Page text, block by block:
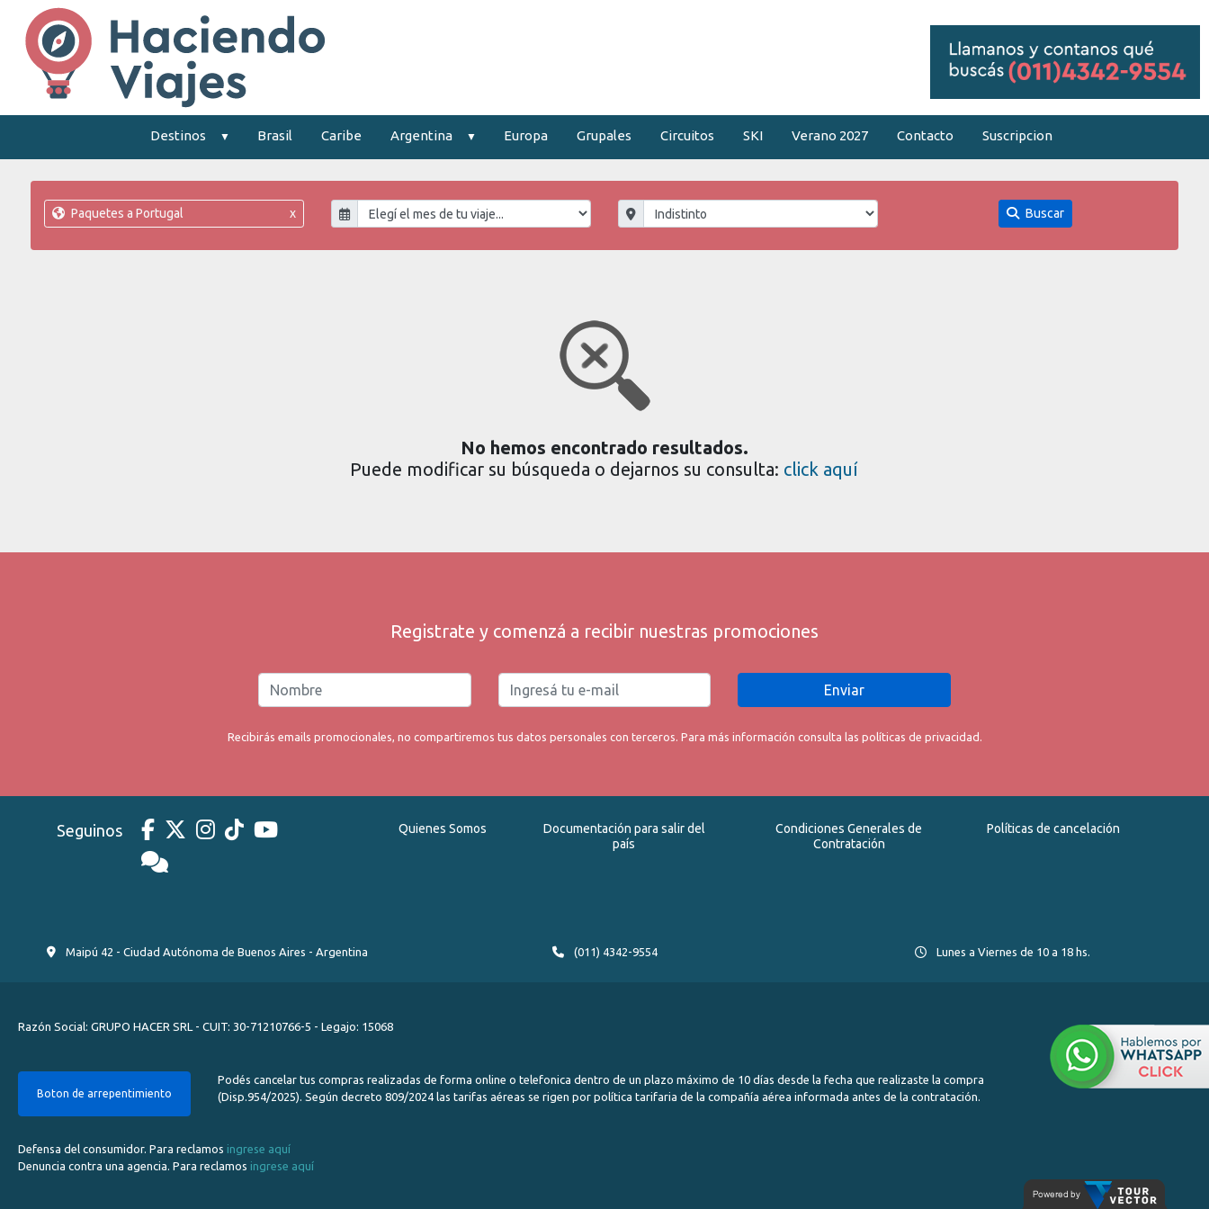
Destinos Brasil Caribe Argentina Europa Grupales Circuitos SKI Verano 2027 Contacto Suscripcion
Paquetes a Portugal x Buscar
No hemos encontrado resultados.
Puede modificar su búsqueda o dejarnos su consulta: click aquí
Registrate y comenzá a recibir nuestras promociones
Enviar
Recibirás emails promocionales, no compartiremos tus datos personales con terceros. Para más información consulta las políticas de privacidad.
Seguinos Quienes Somos
Documentación para salir del
país
Condiciones Generales de
Contratación
Políticas de cancelación
Maipú 42 - Ciudad Autónoma de Buenos Aires - Argentina (011) 4342-9554 Lunes a Viernes de 10 a 18 hs.
Razón Social: GRUPO HACER SRL - CUIT: 30-71210766-5 - Legajo: 15068
Boton de arrepentimiento
Podés cancelar tus compras realizadas de forma online o telefonica dentro de un plazo máximo de 10 días desde la fecha que realizaste la compra
(Disp.954/2025). Según decreto 809/2024 las tarifas aéreas se rigen por política tarifaria de la compañía aérea informada antes de la contratación.
Defensa del consumidor. Para reclamos ingrese aquí
Denuncia contra una agencia. Para reclamos ingrese aquí